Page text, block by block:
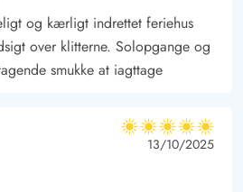
som Søndervig og Hvide Sande. I
et bredt udvalg af spændende
for store og små. Så her er
og kærligt indrettet feriehus
over klitterne. Solopgange og
smukke at iagttage
5 ud af 5
5 ud af 5
5 out of 5
13/10/2025